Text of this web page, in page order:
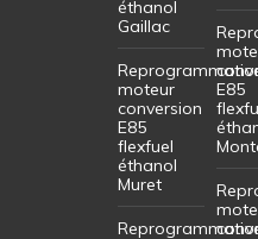
éthanol
Gaillac
moteur
conversion
E85
flexfuel
éthanol
Muret
E85